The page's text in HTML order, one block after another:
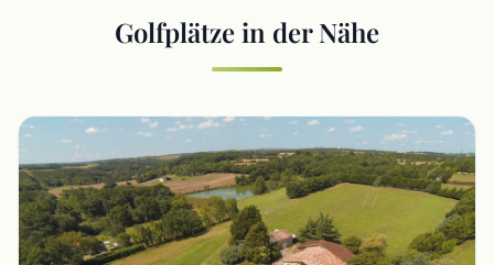
Golfplätze in der Nähe